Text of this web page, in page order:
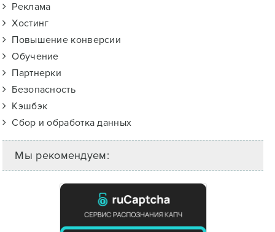
Реклама
Хостинг
Повышение конверсии
Обучение
Партнерки
Безопасность
Кэшбэк
Сбор и обработка данных
Мы рекомендуем: